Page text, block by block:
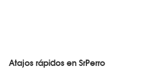
Atajos rápidos en SrPerro